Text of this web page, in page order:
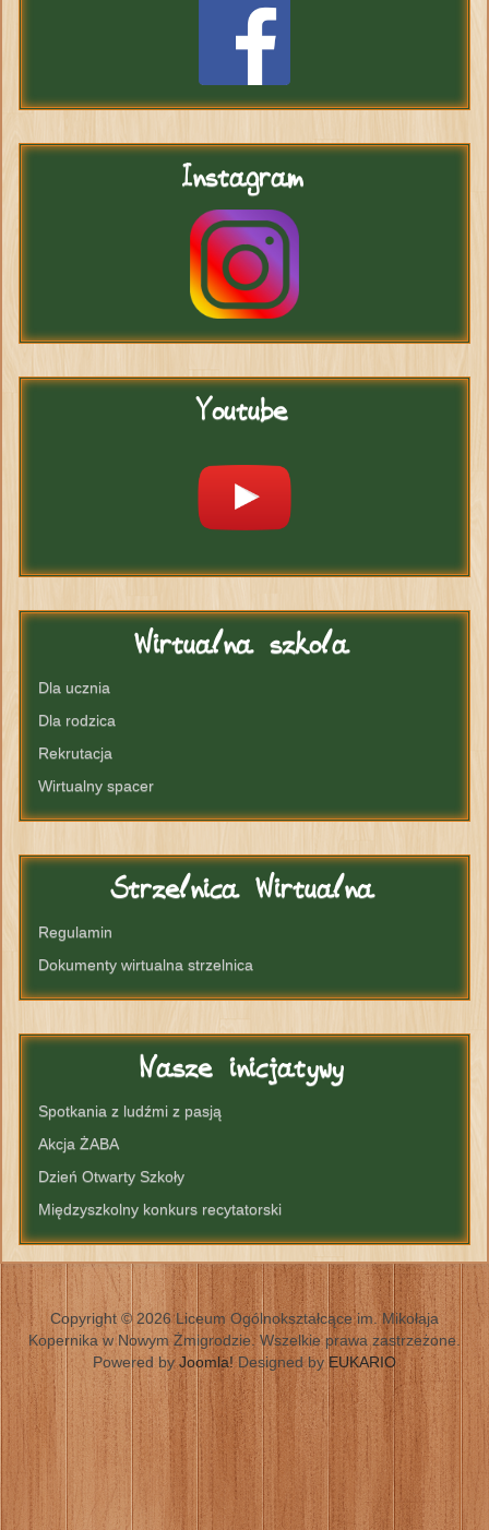
Instagram
Youtube
Wirtualnaszkola
Dla ucznia
Dla rodzica
Rekrutacja
Wirtualny spacer
StrzelnicaWirtualna
Regulamin
Dokumenty wirtualna strzelnica
Naszeinicjatywy
Spotkania z ludźmi z pasją
Akcja ŻABA
Dzień Otwarty Szkoły
Międzyszkolny konkurs recytatorski
Copyright © 2026 Liceum Ogólnokształcące im. Mikołaja
Kopernika w Nowym Żmigrodzie. Wszelkie prawa zastrzeżone.
Powered byJoomla!Designed by EUKARIO